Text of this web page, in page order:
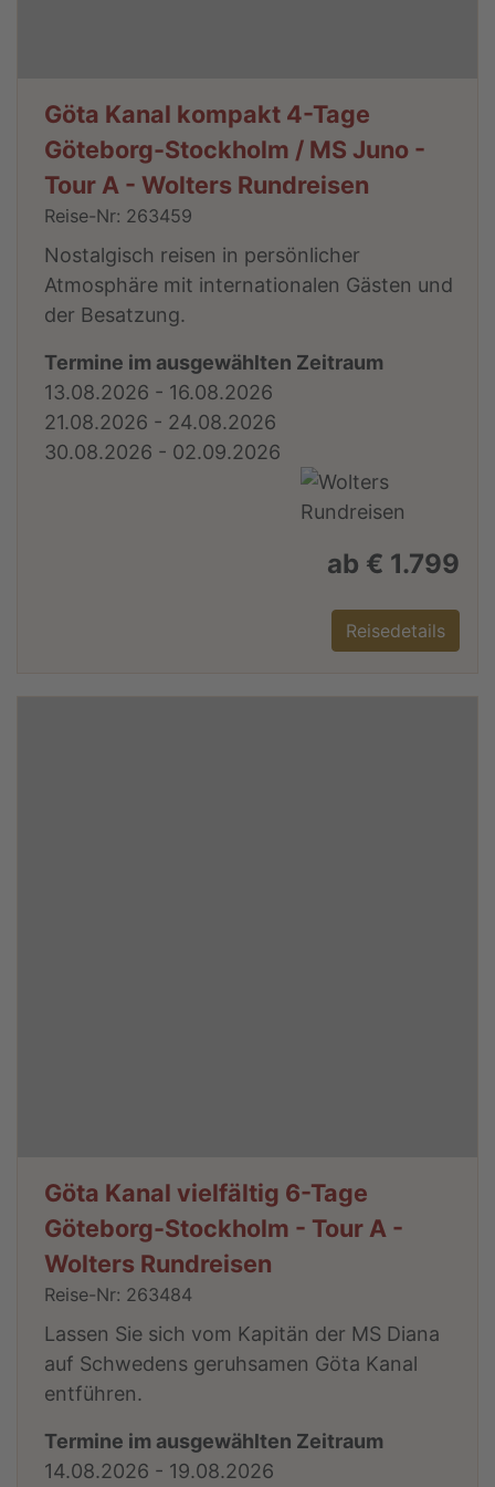
Göta Kanal kompakt 4-Tage
Göteborg-Stockholm / MS Juno -
Tour A - Wolters Rundreisen
Reise-Nr: 263459
Nostalgisch reisen in persönlicher
Atmosphäre mit internationalen Gästen und
der Besatzung.
Termine im ausgewählten Zeitraum
13.08.2026 - 16.08.2026
21.08.2026 - 24.08.2026
30.08.2026 - 02.09.2026
ab € 1.799
Reisedetails
Göta Kanal vielfältig 6-Tage
Göteborg-Stockholm - Tour A -
Wolters Rundreisen
Reise-Nr: 263484
Lassen Sie sich vom Kapitän der MS Diana
auf Schwedens geruhsamen Göta Kanal
entführen.
Termine im ausgewählten Zeitraum
14.08.2026 - 19.08.2026